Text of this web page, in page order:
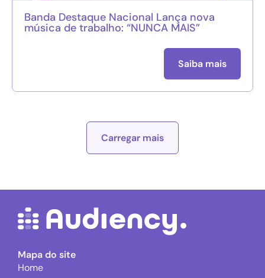
Banda Destaque Nacional Lança nova
música de trabalho: “NUNCA MAIS”
Saiba mais
Carregar mais
Mapa do site
Home